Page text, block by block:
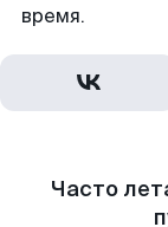
время.
Часто